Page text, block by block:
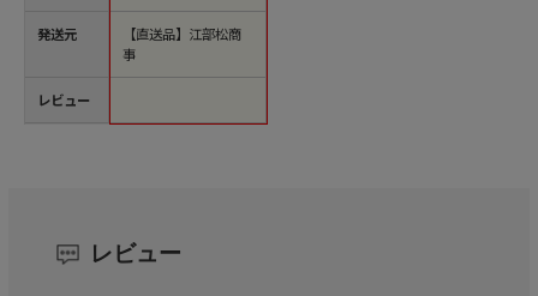
発送元
レビュー
【直送品】江部松商
事
レビュー